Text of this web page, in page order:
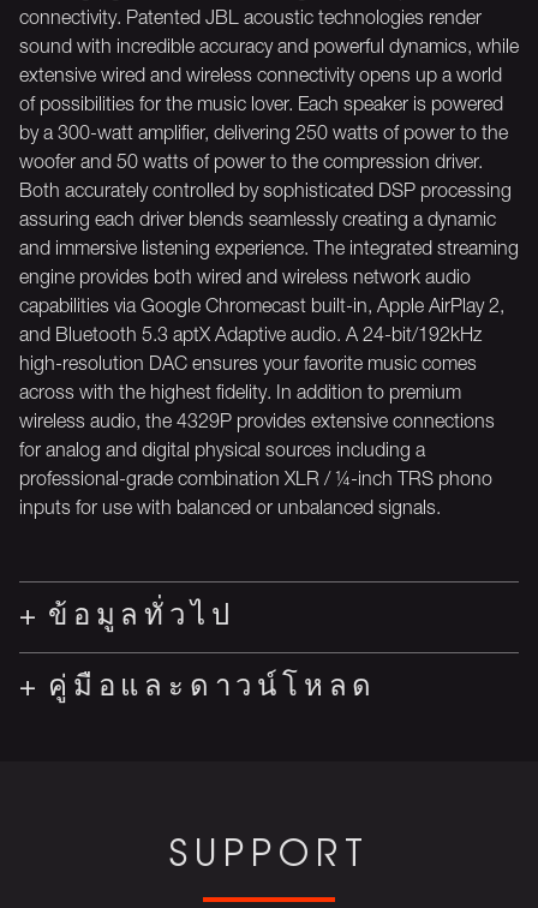
connectivity. Patented JBL acoustic technologies render
sound with incredible accuracy and powerful dynamics, while
extensive wired and wireless connectivity opens up a world
of possibilities for the music lover. Each speaker is powered
by a 300-watt amplifier, delivering 250 watts of power to the
woofer and 50 watts of power to the compression driver.
Both accurately controlled by sophisticated DSP processing
assuring each driver blends seamlessly creating a dynamic
and immersive listening experience. The integrated streaming
engine provides both wired and wireless network audio
capabilities via Google Chromecast built-in, Apple AirPlay 2,
and Bluetooth 5.3 aptX Adaptive audio. A 24-bit/192kHz
high-resolution DAC ensures your favorite music comes
across with the highest fidelity. In addition to premium
wireless audio, the 4329P provides extensive connections
for analog and digital physical sources including a
professional-grade combination XLR / ¼-inch TRS phono
inputs for use with balanced or unbalanced signals.
ข้อมูลทั่วไป
คู่มือและดาวน์โหลด
SUPPORT